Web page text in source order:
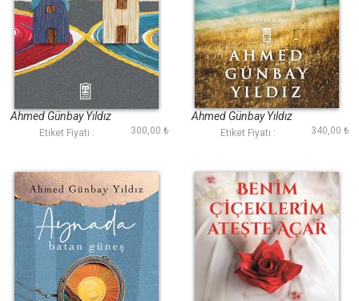
Leyla Yokuşu
Ahmed Günbay Yıldız
Etiket Fiyatı : 300,00 ₺
Aşka Uyanmak
Ahmed Günbay Yıldız
Etiket Fiyatı : 340,00 ₺